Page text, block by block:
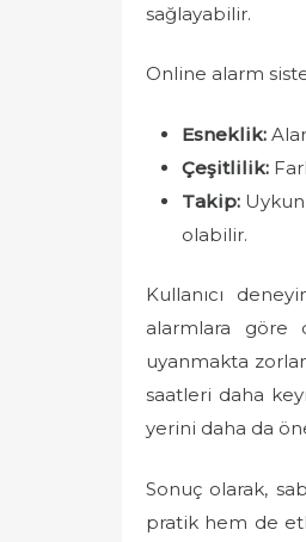
sağlayabilir.
Online alarm
Esneklik:
Çeşitlilik:
Takip:
olabilir.
Kullanıcı
alarmlara göre
uyanmakta
saatleri daha
yerini daha da
Sonuç olarak,
pratik hem de